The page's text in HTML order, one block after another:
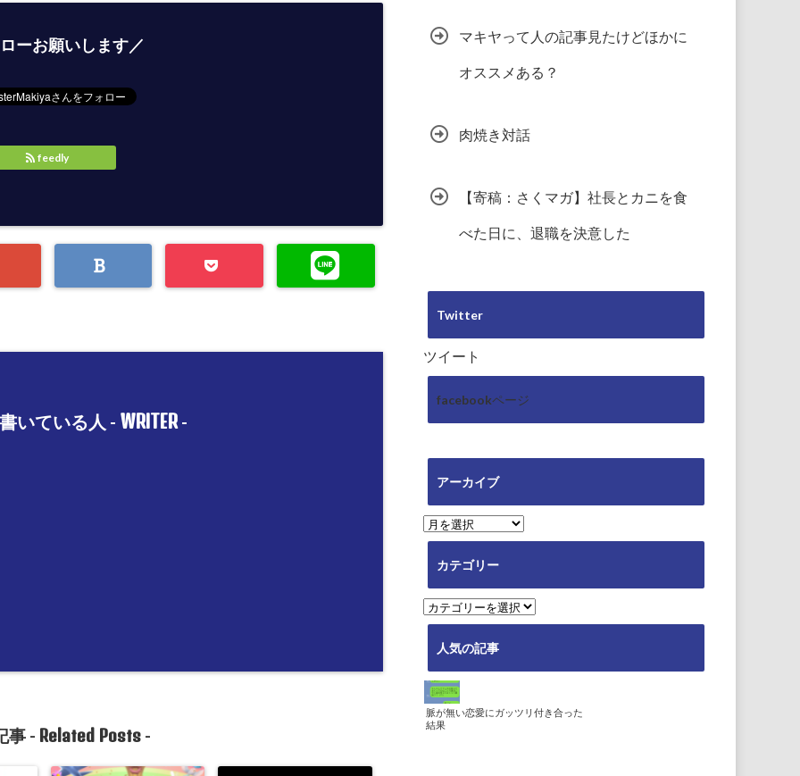
ーお願いします／
feedly
いている人 - WRITER-
事 - Related Posts-
マキヤって人の記事見たけどほかに
オススメある？
肉焼き対話
【寄稿：さくマガ】社長とカニを食
べた日に、退職を決意した
Twitter
ツイート
facebookページ
アーカイブ
ア
ー
ブ
カテゴリー
カ
テ
ー
人気の記事
脈が無い恋愛にガッツリ付き合った
結果